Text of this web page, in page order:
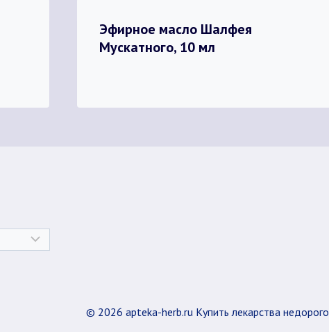
Эфирное масло Шалфея
Мускатного, 10 мл
© 2026 apteka-herb.ru Купить лекарства недорого